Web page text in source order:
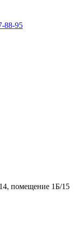
88-95
помещение 1Б/15